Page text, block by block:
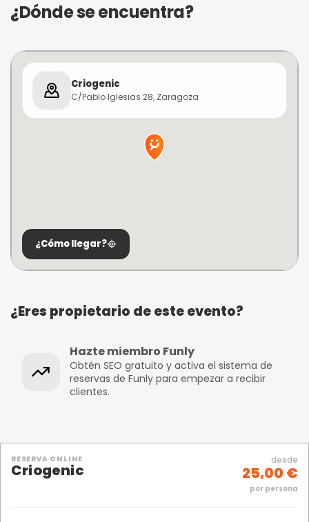
¿Dónde se encuentra?
Criogenic
C/Pablo Iglesias 28, Zaragoza
¿Cómo llegar?
¿Eres propietario de este evento?
Hazte miembro Funly
Obtén SEO gratuito y activa el sistema de
reservas de Funly para empezar a recibir
clientes.
RESERVA ONLINE
Criogenic
desde
25,00 €
por persona